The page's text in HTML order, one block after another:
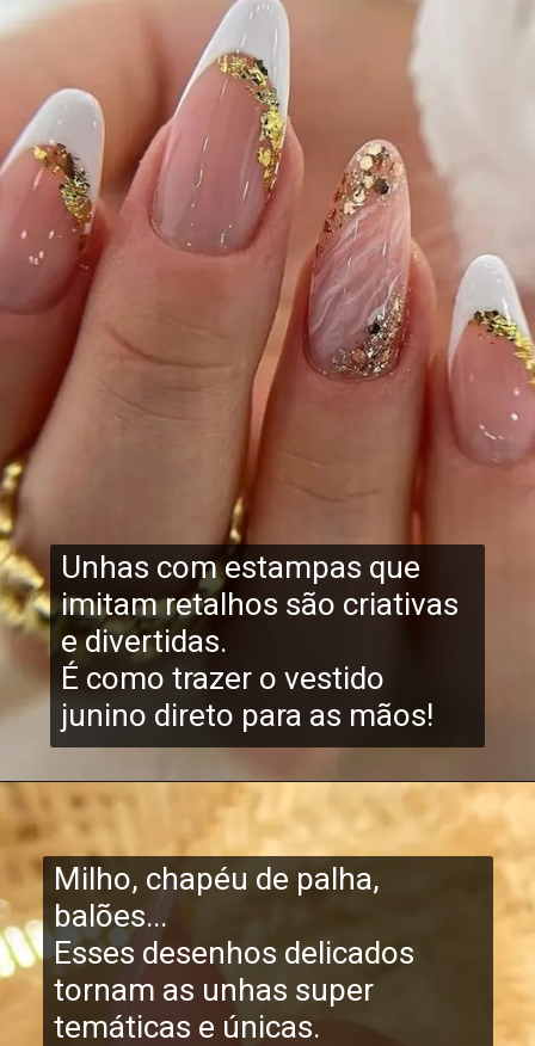
Unhas com estampas que
imitam retalhos são criativas
e divertidas.
É como trazer o vestido
junino direto para as mãos!
Milho, chapéu de palha,
balões...
Esses desenhos delicados
tornam as unhas super
temáticas e únicas.